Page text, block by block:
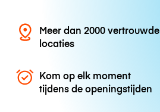
Meer dan 2000 vertrouwde
locaties
Kom op elk moment
tijdens de openingstijden